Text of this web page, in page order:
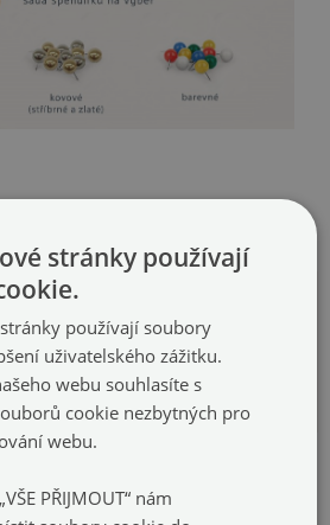
stránky používají
používají soubory
uživatelského zážitku.
webu souhlasíte s
cookie nezbytných pro
webu.
PŘIJMOUT“ nám